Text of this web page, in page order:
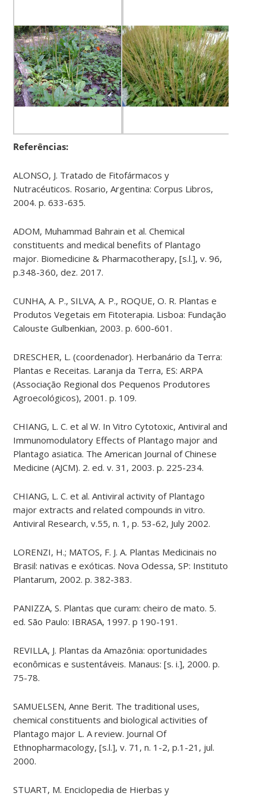
Referências:
ALONSO, J. Tratado de Fitofármacos y
Nutracéuticos. Rosario, Argentina: Corpus Libros,
2004. p. 633-635.
ADOM, Muhammad Bahrain et al. Chemical
constituents and medical benefits of Plantago
major. Biomedicine & Pharmacotherapy, [s.l.], v. 96,
p.348-360, dez. 2017.
CUNHA, A. P., SILVA, A. P., ROQUE, O. R. Plantas e
Produtos Vegetais em Fitoterapia. Lisboa: Fundação
Calouste Gulbenkian, 2003. p. 600-601.
DRESCHER, L. (coordenador). Herbanário da Terra:
Plantas e Receitas. Laranja da Terra, ES: ARPA
(Associação Regional dos Pequenos Produtores
Agroecológicos), 2001. p. 109.
CHIANG, L. C. et al W. In Vitro Cytotoxic, Antiviral and
Immunomodulatory Effects of Plantago major and
Plantago asiatica. The American Journal of Chinese
Medicine (AJCM). 2. ed. v. 31, 2003. p. 225-234.
CHIANG, L. C. et al. Antiviral activity of Plantago
major extracts and related compounds in vitro.
Antiviral Research, v.55, n. 1, p. 53-62, July 2002.
LORENZI, H.; MATOS, F. J. A. Plantas Medicinais no
Brasil: nativas e exóticas. Nova Odessa, SP: Instituto
Plantarum, 2002. p. 382-383.
PANIZZA, S. Plantas que curam: cheiro de mato. 5.
ed. São Paulo: IBRASA, 1997. p 190-191.
REVILLA, J. Plantas da Amazônia: oportunidades
econômicas e sustentáveis. Manaus: [s. i.], 2000. p.
75-78.
SAMUELSEN, Anne Berit. The traditional uses,
chemical constituents and biological activities of
Plantago major L. A review. Journal Of
Ethnopharmacology, [s.l.], v. 71, n. 1-2, p.1-21, jul.
2000.
STUART, M. Enciclopedia de Hierbas y